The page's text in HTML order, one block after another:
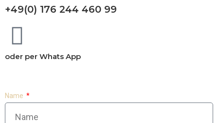
+49(0) 176 244 460 99
oder per Whats App
Name